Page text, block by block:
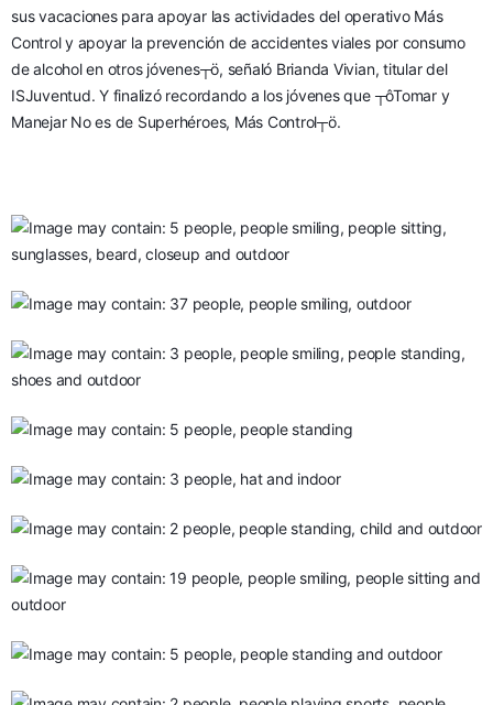
sus vacaciones para apoyar las actividades del operativo Más
Control y apoyar la prevención de accidentes viales por consumo
de alcohol en otros jóvenes┬ö, señaló Brianda Vivian, titular del
ISJuventud. Y finalizó recordando a los jóvenes que ┬ôTomar y
Manejar No es de Superhéroes, Más Control┬ö.